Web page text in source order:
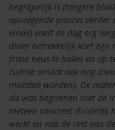
begrijpelijk is (langere
opvolgende pauzes
einde) voelt de dag erg
diner betrekkelijk kort zijn
frisse neus te halen en op
ruimte omdat ook nog
moesten worden). De
als was begonnen met de
meteen concreet duidelijk
werkt en was de rest van